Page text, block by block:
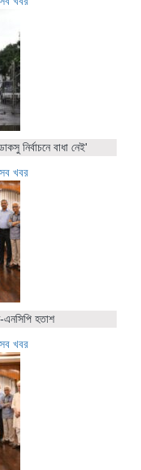
নির্বাচনে বাধা নেই'
সব খবর
এনসিপি হতাশ
সব খবর